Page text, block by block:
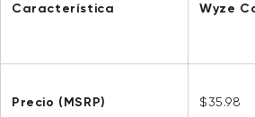
Característica Wyze
Precio (MSRP) $35.98